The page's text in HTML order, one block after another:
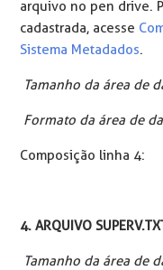
arquivo no pen drive.
cadastrada, acesse
Sistema Metadados.
Tamanho da área de
Formato da área de
Composição linha 4:
4. ARQUIVO
Tamanho da área de